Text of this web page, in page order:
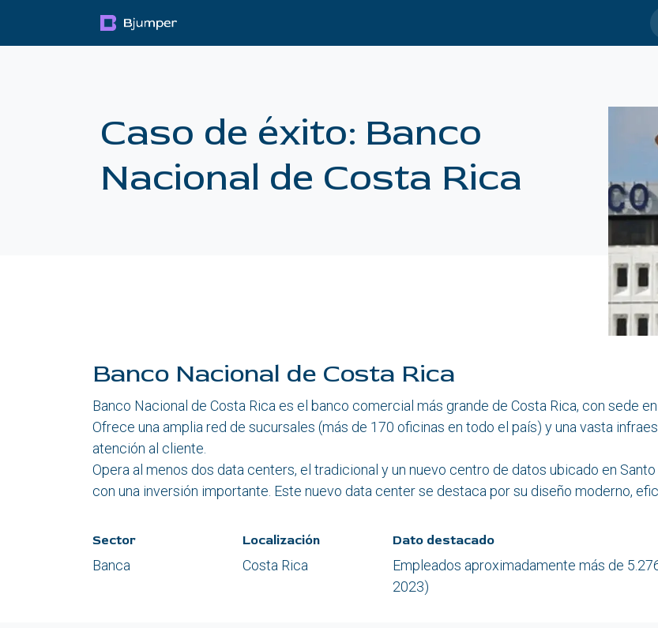
Caso de éxito: Banco
Nacional de Costa Rica
Banco Nacional de Costa Rica
Banco Nacional de Costa Rica es el banco comercial más grande de Costa Rica, con sede
Ofrece una amplia red de sucursales (más de 170 oficinas en todo el país) y una vasta
atención al cliente.
Opera al menos dos data centers, el tradicional y un nuevo centro de datos ubicado en
con una inversión importante. Este nuevo data center se destaca por su diseño moderno,
Sector
Banca
Localización
Costa Rica
Dato destacado
Empleados aproximadamente más de
2023)